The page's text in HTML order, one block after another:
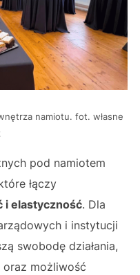
namiotu. fot. własne
pod namiotem
łączy
i elastyczność. Dla
i instytucji
swobodę działania,
oraz możliwość